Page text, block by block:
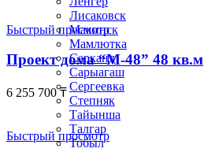
Лисаковск
Макинск
Мамлютка
Сарканд
Сарыагаш
Сергеевка
Степняк
Тайынша
Талгар
Тобыл
Быстрый просмотр
Проект дома “М-48” 48 кв.м
6 255 700₸
Быстрый просмотр